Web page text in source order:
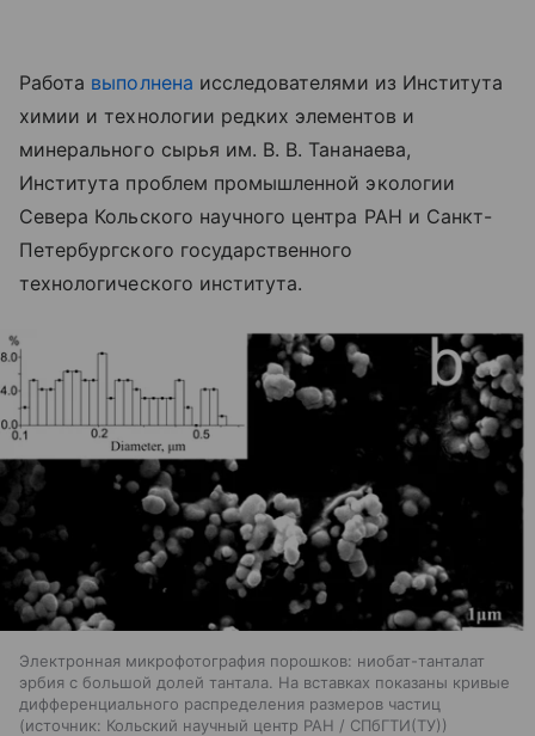
Работа выполнена исследователями из Института
химии и технологии редких элементов и
минерального сырья им. В. В. Тананаева,
Института проблем промышленной экологии
Севера Кольского научного центра РАН и Санкт-
Петербургского государственного
технологического института.
Электронная микрофотография порошков: ниобат-танталат
эрбия с большой долей тантала. На вставках показаны кривые
дифференциального распределения размеров частиц
источник: Кольский научный центр РАН / СПбГТИ(ТУ)